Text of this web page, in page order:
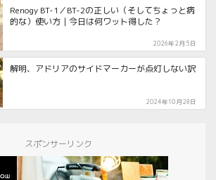
Renogy BT-1／BT-2の正しい（そしてちょっと病
的な）使い方｜今日は何ワット得した？
2026年2月5日
解明、アドリアのサイドマーカーが点灯しない訳
2024年10月28日
スポンサーリンク